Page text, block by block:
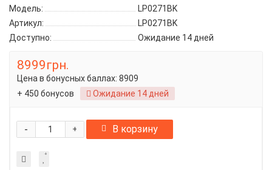
Модель:
LP0271BK
Артикул:
LP0271BK
Доступно:
Ожидание 14 дней
8999грн.
Цена в бонусных баллах: 8909
+ 450 бонусов
Ожидание 14 дней
+
- В корзину